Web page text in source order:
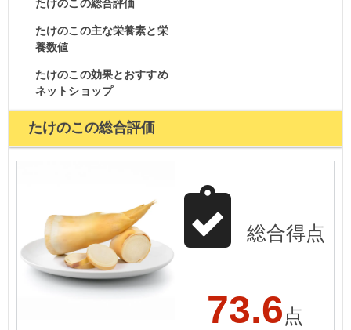
たけのこの総合評価
たけのこの主な栄養素と栄
養数値
たけのこの効果とおすすめ
ネットショップ
たけのこの総合評価
総合得点
73.6 点